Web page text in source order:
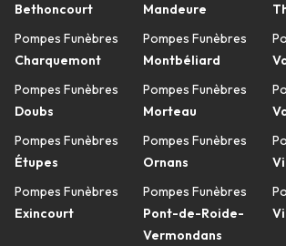
Bethoncourt
Pompes Funèbres
Charquemont
Pompes Funèbres
Doubs
Pompes Funèbres
Étupes
Pompes Funèbres
Exincourt
Mandeure
Pompes Funèbres
Montbéliard
Pompes Funèbres
Morteau
Pompes Funèbres
Ornans
Pompes Funèbres
Pont-de-Roide-
Vermondans